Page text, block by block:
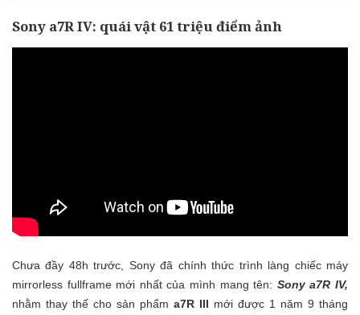
Sony a7R IV: quái vật 61 triệu điểm ảnh
Chưa đầy 48h trước, Sony đã chính thức trình làng chiếc máy
mirrorless fullframe mới nhất của mình mang tên: Sony a7R IV,
nhằm thay thế cho sản phẩm a7R III mới được 1 năm 9 tháng